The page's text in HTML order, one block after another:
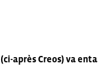
après Creos) va